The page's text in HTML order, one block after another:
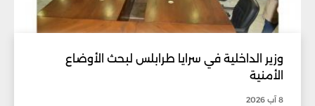
وزير الداخلية في سرايا طرابلس لبحث الأوضاع
الأمنية
8 آب 2026